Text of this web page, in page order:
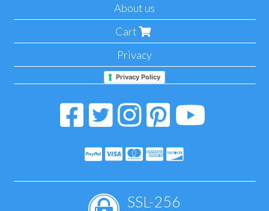
About us
Cart
Privacy
Privacy Policy
SSL-256